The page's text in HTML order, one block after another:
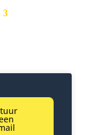
3